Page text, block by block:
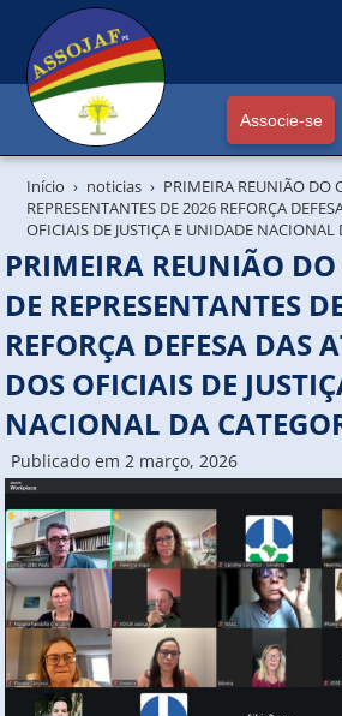
Associe-se
Início noticias
PRIMEIRA REUNIÃO DO
REPRESENTANTES DE 2026 REFORÇA
OFICIAIS DE JUSTIÇA E UNIDADE NACIONAL
PRIMEIRA REUNIÃO
DE REPRESENTANTES
REFORÇA DEFESA DAS
DOS OFICIAIS DE
NACIONAL DA
Publicado em 2 março, 2026